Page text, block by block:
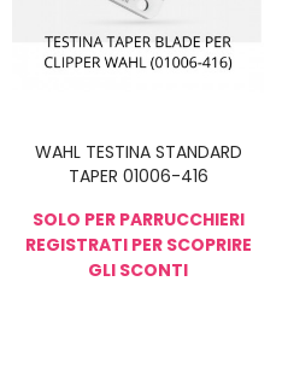
WAHL TESTINA STANDARD
TAPER 01006-416
SOLO PER PARRUCCHIERI
REGISTRATI PER SCOPRIRE
GLI SCONTI